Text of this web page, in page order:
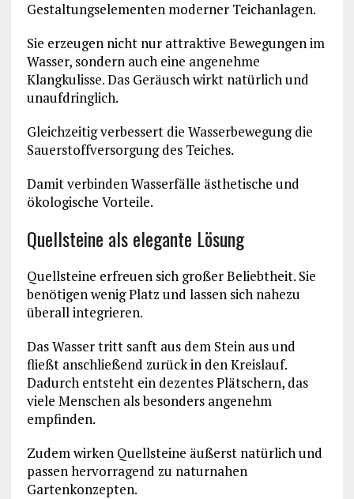
Gestaltungselementen moderner Teichanlagen.
Sie erzeugen nicht nur attraktive Bewegungen im
Wasser, sondern auch eine angenehme
Klangkulisse. Das Geräusch wirkt natürlich und
unaufdringlich.
Gleichzeitig verbessert die Wasserbewegung die
Sauerstoffversorgung des Teiches.
Damit verbinden Wasserfälle ästhetische und
ökologische Vorteile.
Quellsteine als elegante Lösung
Quellsteine erfreuen sich großer Beliebtheit. Sie
benötigen wenig Platz und lassen sich nahezu
überall integrieren.
Das Wasser tritt sanft aus dem Stein aus und
fließt anschließend zurück in den Kreislauf.
Dadurch entsteht ein dezentes Plätschern, das
viele Menschen als besonders angenehm
empfinden.
Zudem wirken Quellsteine äußerst natürlich und
passen hervorragend zu naturnahen
Gartenkonzepten.